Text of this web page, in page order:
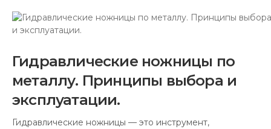
Гидравлические ножницы по
металлу. Принципы выбора и
эксплуатации.
Гидравлические ножницы — это инструмент,